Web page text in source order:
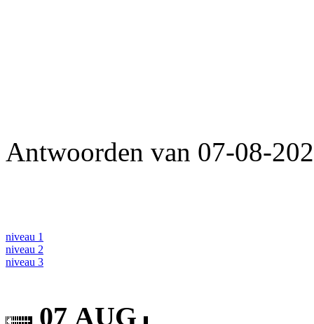
Antwoorden van 07-08-
niveau 1
niveau 2
niveau 3
07 AUG